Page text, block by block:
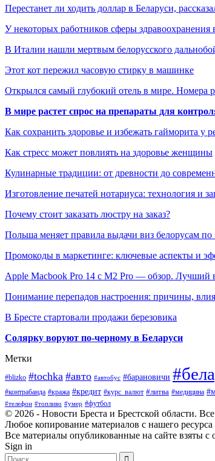
Перестанет ли ходить доллар в Беларуси,
У некоторых работников сферы здравоохранения
В Италии нашли мертвым белорусского
Этот кот пережил часовую стирку в машинке
Открылся самый глубокий отель в мире. Номера
В мире растет спрос на препараты для
Как сохранить здоровье и избежать гайморита у
Как стресс может повлиять на здоровье женщины
Кулинарные традиции: от древности до
Изготовление печатей нотариуса: технология и
Почему стоит заказать люстру на заказ?
Польша меняет правила выдачи виз белорусам по
Промокоды в маркетинге: ключевые аспекты и
Apple Macbook Pro 14 с M2 Pro — обзор. Лучший
Понимание перепадов настроения: причины,
В Бресте стартовали продажи березовика
Солярку воруют по-черному в Беларуси
Метки
#blizko #tochka #авто #автобус #барановичи
#контрабанда #кража #кредит #курс_валют #литва #медицина
#телефон #топливо #умер #футбол
© 2026 - Новости Бреста и Брестской области.
Любое копирование материалов с нашего
Все материалы опубликованные на сайте взяты
Sign in